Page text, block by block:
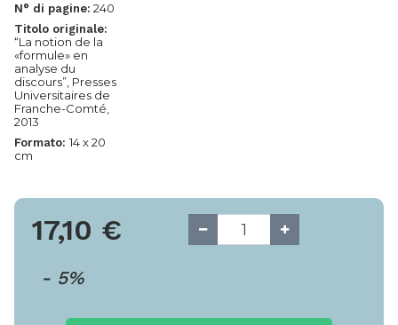
N° di pagine: 240
Titolo originale:
“La notion de la
«formule» en
analyse du
discours”, Presses
Universitaires de
Franche-Comté,
2013
Formato: 14 x 20
cm
17,10 €
- 5%